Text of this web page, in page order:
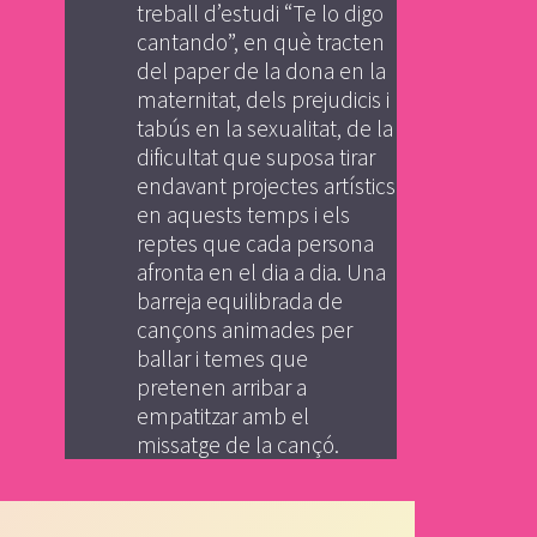
treball d’estudi “Te lo digo
cantando”, en què tracten
del paper de la dona en la
maternitat, dels prejudicis i
tabús en la sexualitat, de la
dificultat que suposa tirar
endavant projectes artístics
en aquests temps i els
reptes que cada persona
afronta en el dia a dia. Una
barreja equilibrada de
cançons animades per
ballar i temes que
pretenen arribar a
empatitzar amb el
missatge de la cançó.